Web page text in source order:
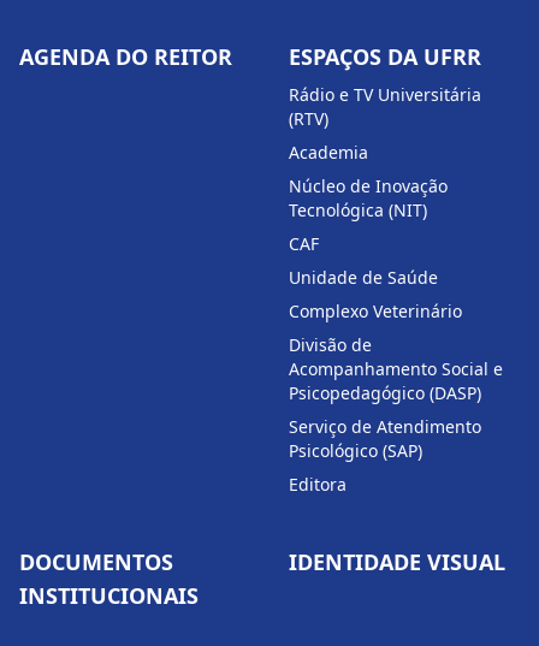
AGENDA DO REITOR ESPAÇOS DA UFRR
Rádio e TV Universitária
(RTV)
Academia
Núcleo de Inovação
Tecnológica (NIT)
CAF
Unidade de Saúde
Complexo Veterinário
Divisão de
Acompanhamento Social e
Psicopedagógico (DASP)
Serviço de Atendimento
Psicológico (SAP)
Editora
DOCUMENTOS
INSTITUCIONAIS
IDENTIDADE VISUAL